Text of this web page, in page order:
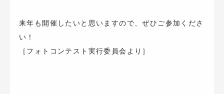
来年も開催したいと思いますので、ぜひご参加くださ
い！
［フォトコンテスト実行委員会より］